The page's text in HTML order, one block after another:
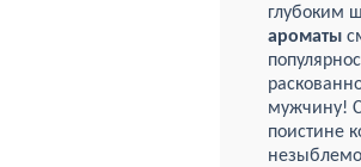
глубоким
ароматы
мужчину!
поистине